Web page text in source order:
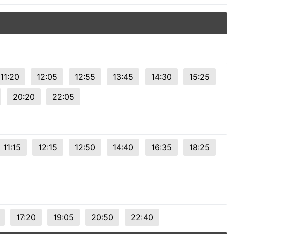
11:20 12:05 12:55 13:45 14:30
15:25
20:20 22:05
11:15 12:15 12:50 14:40 16:35
18:25
17:20 19:05 20:50 22:40